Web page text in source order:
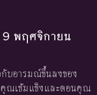
9 พฤศจิกายน
บอารมณ์ขึ้นลงของ
คุณเข้มแข็งและตอนคุณ